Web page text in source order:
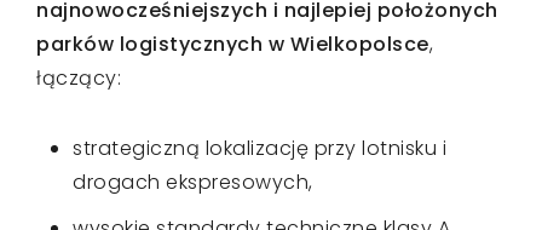
najnowocześniejszych i najlepiej położonych
parków logistycznych w Wielkopolsce,
łączący:
strategiczną lokalizację przy lotnisku i
drogach ekspresowych,